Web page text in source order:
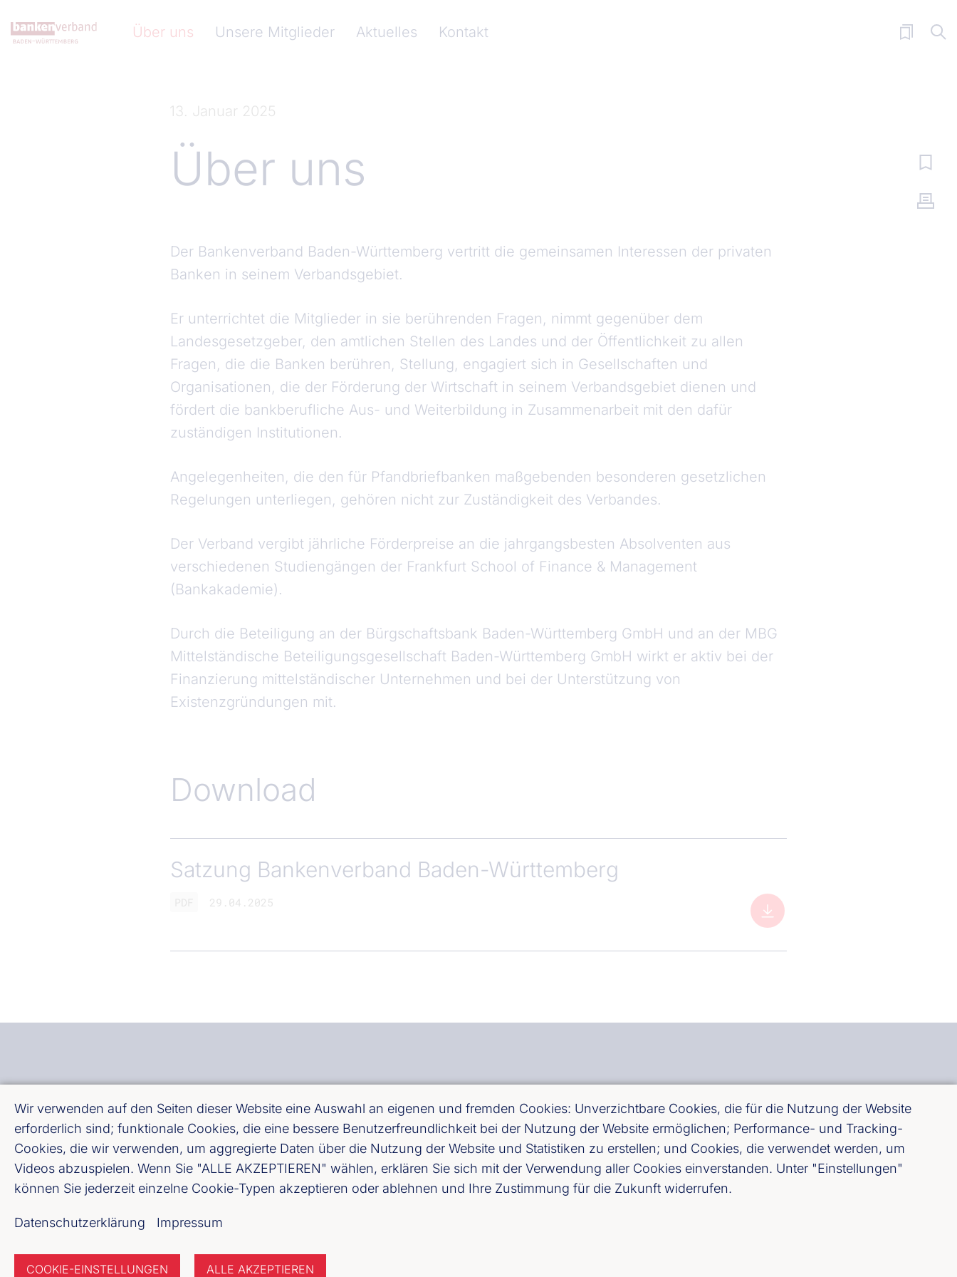
Über uns
Unsere Mitglieder Aktuelles Kontakt
13. Januar 2025
Über uns
Der Bankenverband Baden-Württemberg vertritt die gemeinsamen Interessen der privaten
Banken in seinem Verbandsgebiet.
Er unterrichtet die Mitglieder in sie berührenden Fragen, nimmt gegenüber dem
Landesgesetzgeber, den amtlichen Stellen des Landes und der Öffentlichkeit zu allen
Fragen, die die Banken berühren, Stellung, engagiert sich in Gesellschaften und
Organisationen, die der Förderung der Wirtschaft in seinem Verbandsgebiet dienen und
fördert die bankberufliche Aus- und Weiterbildung in Zusammenarbeit mit den dafür
zuständigen Institutionen.
Angelegenheiten, die den für Pfandbriefbanken maßgebenden besonderen gesetzlichen
Regelungen unterliegen, gehören nicht zur Zuständigkeit des Verbandes.
Der Verband vergibt jährliche Förderpreise an die jahrgangsbesten Absolventen aus
verschiedenen Studiengängen der Frankfurt School of Finance & Management
(Bankakademie).
Durch die Beteiligung an der Bürgschaftsbank Baden-Württemberg GmbH und an der MBG
Mittelständische Beteiligungsgesellschaft Baden-Württemberg GmbH wirkt er aktiv bei der
Finanzierung mittelständischer Unternehmen und bei der Unterstützung von
Existenzgründungen mit.
Download
Satzung Bankenverband Baden-Württemberg
29.04.2025
Wir verwenden auf den Seiten dieser Website eine Auswahl an eigenen und fremden Cookies: Unverzichtbare Cookies, die für die Nutzung der Website
erforderlich sind; funktionale Cookies, die eine bessere Benutzerfreundlichkeit bei der Nutzung der Website ermöglichen; Performance- und Tracking-
Cookies, die wir verwenden, um aggregierte Daten über die Nutzung der Website und Statistiken zu erstellen; und Cookies, die verwendet werden, um
Videos abzuspielen. Wenn Sie "ALLE AKZEPTIEREN" wählen, erklären Sie sich mit der Verwendung aller Cookies einverstanden. Unter "Einstellungen"
können Sie jederzeit einzelne Cookie-Typen akzeptieren oder ablehnen und Ihre Zustimmung für die Zukunft widerrufen.
Datenschutzerklärung Impressum
COOKIE-EINSTELLUNGEN ALLE AKZEPTIEREN
Bankenverband Baden-Württemberg e. V.
Königstraße 28 (Königsbau), 70173 Stuttgart
Fußzeile (Bankenverband Baden-Württemberg)
Impressum
Datenschutzerklärung